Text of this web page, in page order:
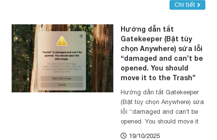
Chi tiết
Hướng dẫn tắt
Gatekeeper (Bật tùy
chọn Anywhere) sửa lỗi
“damaged and can’t be
opened. You should
move it to the Trash”
Hướng dẫn tắt Gatekeeper
(Bật tùy chọn Anywhere) sửa
lỗi “damaged and can’t be
opened. You should move it
19/10/2025